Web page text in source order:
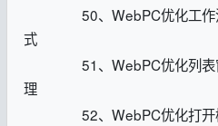
50、WebPC优化工
式
51、WebPC优化列
理
52、WebPC优化打